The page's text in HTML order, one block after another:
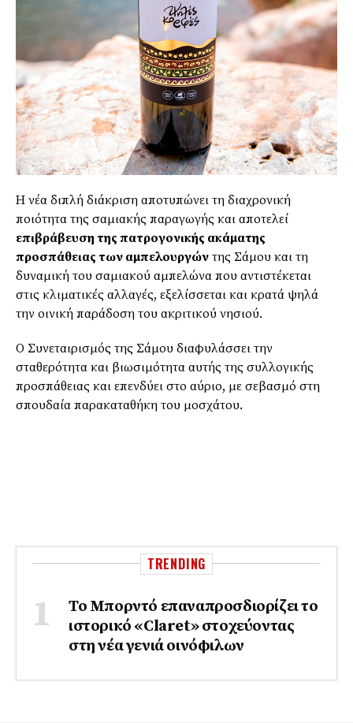
Η νέα διπλή διάκριση αποτυπώνει τη διαχρονική
ποιότητα της σαμιακής παραγωγής και αποτελεί
επιβράβευση της πατρογονικής ακάματης
προσπάθειας των αμπελουργών της Σάμου και τη
δυναμική του σαμιακού αμπελώνα που αντιστέκεται
στις κλιματικές αλλαγές, εξελίσσεται και κρατά ψηλά
την οινική παράδοση του ακριτικού νησιού.
Ο Συνεταιρισμός της Σάμου διαφυλάσσει την
σταθερότητα και βιωσιμότητα αυτής της συλλογικής
προσπάθειας και επενδύει στο αύριο, με σεβασμό στη
σπουδαία παρακαταθήκη του μοσχάτου.
TRENDING
Το Μπορντό επαναπροσδιορίζει το
ιστορικό «Claret» στοχεύοντας
στη νέα γενιά οινόφιλων